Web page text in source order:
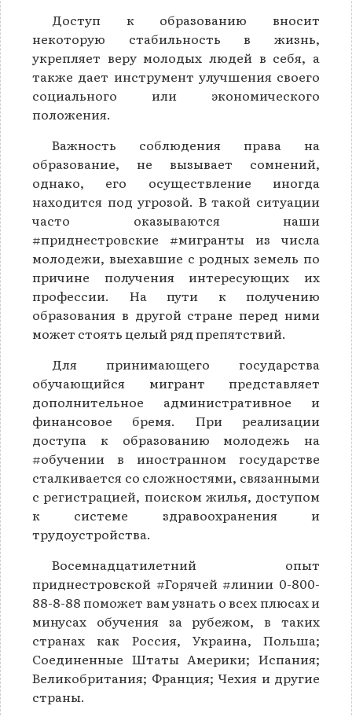
Доступ к образованию вносит
некоторую стабильность в жизнь,
укрепляет веру молодых людей в себя, а
также дает инструмент улучшения своего
социального или экономического
положения.
Важность соблюдения права на
образование, не вызывает сомнений,
однако, его осуществление иногда
находится под угрозой. В такой ситуации
часто оказываются наши
#приднестровские #мигранты из числа
молодежи, выехавшие с родных земель по
причине получения интересующих их
профессии. На пути к получению
образования в другой стране перед ними
может стоять целый ряд препятствий.
Для принимающего государства
обучающийся мигрант представляет
дополнительное административное и
финансовое бремя. При реализации
доступа к образованию молодежь на
#обучении в иностранном государстве
сталкивается со сложностями, связанными
с регистрацией, поиском жилья, доступом
к системе здравоохранения и
трудоустройства.
Восемнадцатилетний опыт
приднестровской #Горячей #линии 0-800-
88-8-88 поможет вам узнать о всех плюсах и
минусах обучения за рубежом, в таких
странах как Россия, Украина, Польша;
Соединенные Штаты Америки; Испания;
Великобритания; Франция; Чехия и другие
страны.